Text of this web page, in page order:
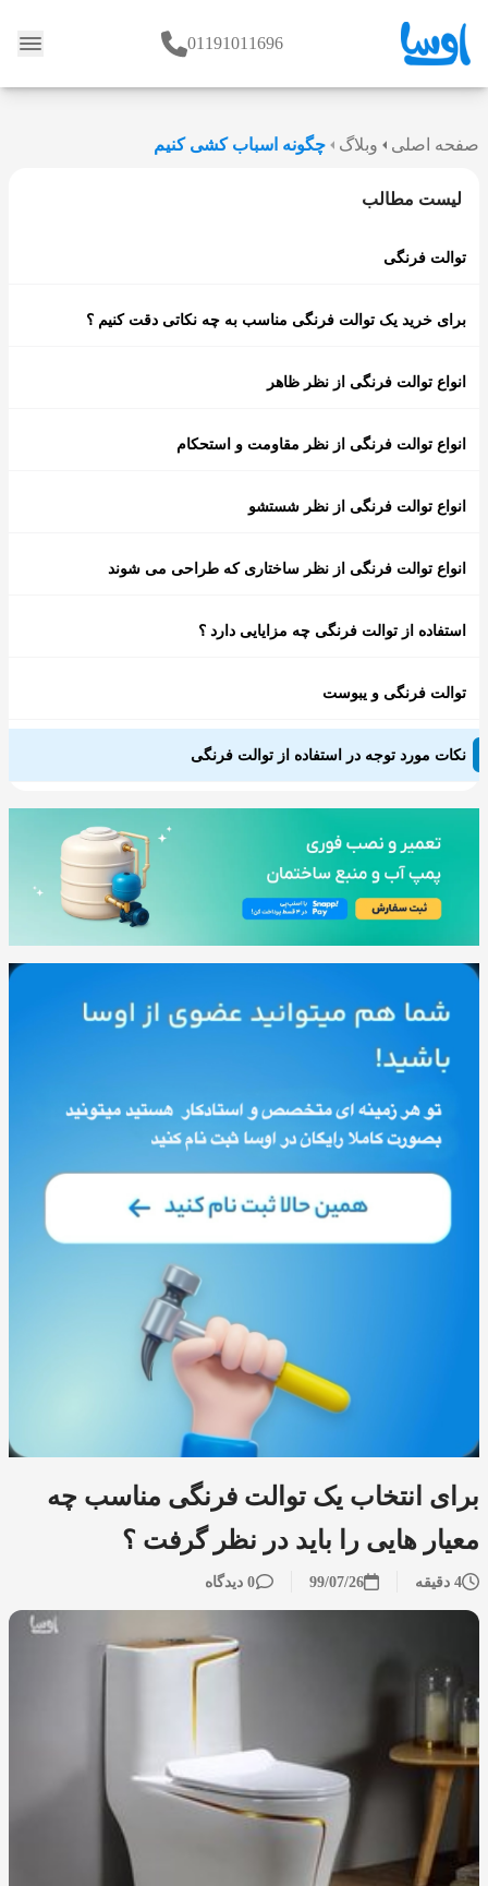
وبلاگ 01191011696
صفحه اصلی وبلاگ چگونه اسباب کشی کنیم
برای انتخاب یک توالت فرنگی مناسب چه
معیار هایی را باید در نظر گرفت ؟
4 دقیقه 99/07/26 0 دیدگاه
لیست مطالب
توالت فرنگی
برای خرید یک توالت فرنگی مناسب به چه نکاتی دقت کنیم ؟
انواع توالت فرنگی از نظر ظاهر
انواع توالت فرنگی از نظر مقاومت و استحکام
انواع توالت فرنگی از نظر شستشو
انواع توالت فرنگی از نظر ساختاری که طراحی می شوند
استفاده از توالت فرنگی چه مزایایی دارد ؟
توالت فرنگی و یبوست
نکات مورد توجه در استفاده از توالت فرنگی